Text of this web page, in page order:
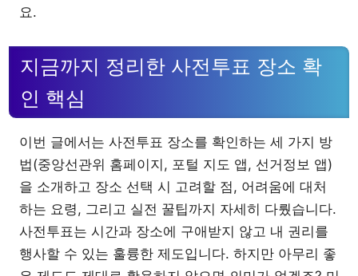
요.
지금까지 정리한 사전투표 장소 확
인 핵심
이번 글에서는 사전투표 장소를 확인하는 세 가지 방
법(중앙선관위 홈페이지, 포털 지도 앱, 선거정보 앱)
을 소개하고 장소 선택 시 고려할 점, 어려움에 대처
하는 요령, 그리고 실전 꿀팁까지 자세히 다뤘습니다.
사전투표는 시간과 장소에 구애받지 않고 내 권리를
행사할 수 있는 훌륭한 제도입니다. 하지만 아무리 좋